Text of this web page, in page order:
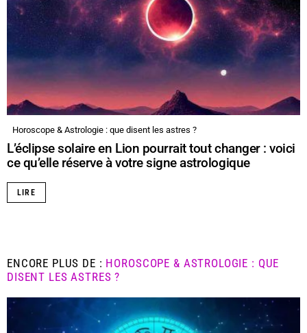
Horoscope & Astrologie : que disent les astres ?
L’éclipse solaire en Lion pourrait tout changer : voici
ce qu’elle réserve à votre signe astrologique
LIRE
ENCORE PLUS DE : HOROSCOPE & ASTROLOGIE : QUE
DISENT LES ASTRES ?